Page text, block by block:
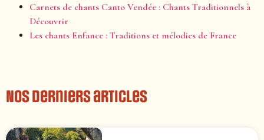
Carnets de chants Canto Vendée : Chants Traditionnels à
Découvrir
Les chants Enfance : Traditions et mélodies de France
Nos derniers articles